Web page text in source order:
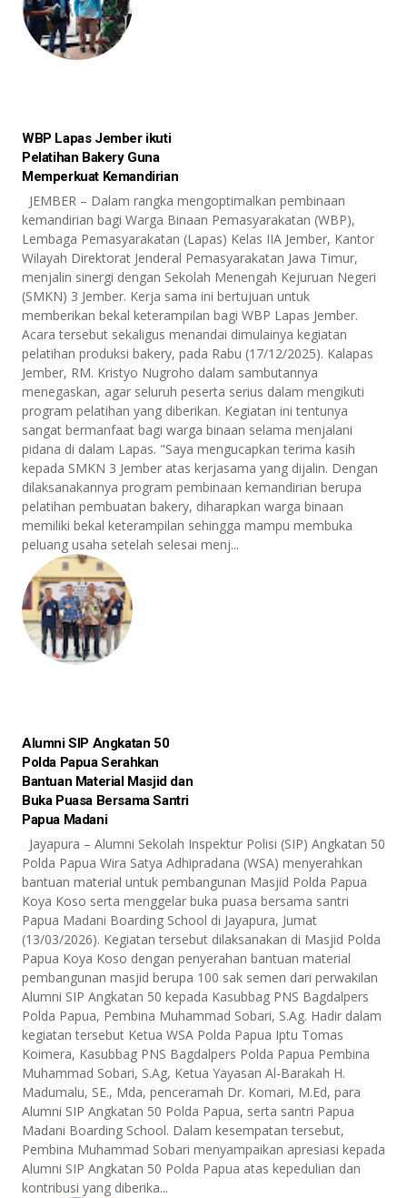
WBP Lapas Jember ikuti
Pelatihan Bakery Guna
Memperkuat Kemandirian
JEMBER – Dalam rangka mengoptimalkan pembinaan
kemandirian bagi Warga Binaan Pemasyarakatan (WBP),
Lembaga Pemasyarakatan (Lapas) Kelas IIA Jember, Kantor
Wilayah Direktorat Jenderal Pemasyarakatan Jawa Timur,
menjalin sinergi dengan Sekolah Menengah Kejuruan Negeri
(SMKN) 3 Jember. Kerja sama ini bertujuan untuk
memberikan bekal keterampilan bagi WBP Lapas Jember.
Acara tersebut sekaligus menandai dimulainya kegiatan
pelatihan produksi bakery, pada Rabu (17/12/2025). Kalapas
Jember, RM. Kristyo Nugroho dalam sambutannya
menegaskan, agar seluruh peserta serius dalam mengikuti
program pelatihan yang diberikan. Kegiatan ini tentunya
sangat bermanfaat bagi warga binaan selama menjalani
pidana di dalam Lapas. "Saya mengucapkan terima kasih
kepada SMKN 3 Jember atas kerjasama yang dijalin. Dengan
dilaksanakannya program pembinaan kemandirian berupa
pelatihan pembuatan bakery, diharapkan warga binaan
memiliki bekal keterampilan sehingga mampu membuka
peluang usaha setelah selesai menj...
Alumni SIP Angkatan 50
Polda Papua Serahkan
Bantuan Material Masjid dan
Buka Puasa Bersama Santri
Papua Madani
Jayapura – Alumni Sekolah Inspektur Polisi (SIP) Angkatan 50
Polda Papua Wira Satya Adhipradana (WSA) menyerahkan
bantuan material untuk pembangunan Masjid Polda Papua
Koya Koso serta menggelar buka puasa bersama santri
Papua Madani Boarding School di Jayapura, Jumat
(13/03/2026). Kegiatan tersebut dilaksanakan di Masjid Polda
Papua Koya Koso dengan penyerahan bantuan material
pembangunan masjid berupa 100 sak semen dari perwakilan
Alumni SIP Angkatan 50 kepada Kasubbag PNS Bagdalpers
Polda Papua, Pembina Muhammad Sobari, S.Ag. Hadir dalam
kegiatan tersebut Ketua WSA Polda Papua Iptu Tomas
Koimera, Kasubbag PNS Bagdalpers Polda Papua Pembina
Muhammad Sobari, S.Ag, Ketua Yayasan Al-Barakah H.
Madumalu, SE., Mda, penceramah Dr. Komari, M.Ed, para
Alumni SIP Angkatan 50 Polda Papua, serta santri Papua
Madani Boarding School. Dalam kesempatan tersebut,
Pembina Muhammad Sobari menyampaikan apresiasi kepada
Alumni SIP Angkatan 50 Polda Papua atas kepedulian dan
kontribusi yang diberika...